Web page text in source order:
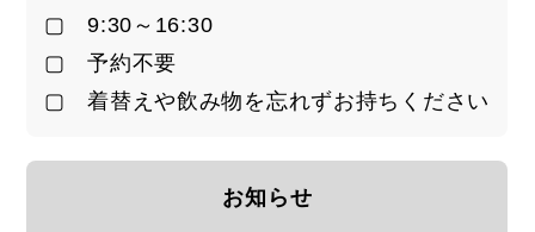
▢ 9:30～16:30
▢ 予約不要
▢ 着替えや飲み物を忘れずお持ちください
お知らせ